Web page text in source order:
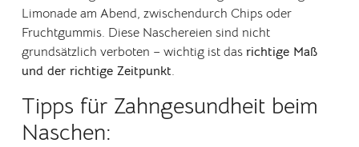
Limonade am Abend, zwischendurch Chips oder
Fruchtgummis. Diese Naschereien sind nicht
grundsätzlich verboten – wichtig ist das richtige Maß
und der richtige Zeitpunkt.
Tipps für Zahngesundheit beim
Naschen: